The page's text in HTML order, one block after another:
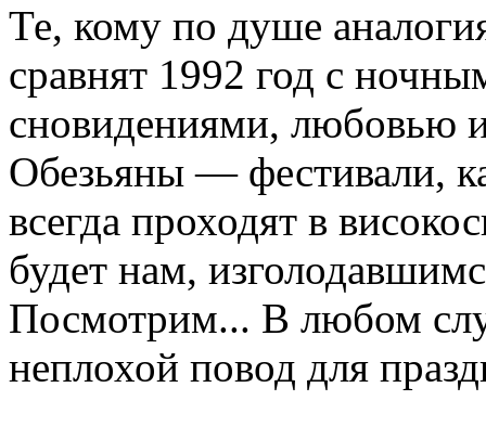
Те, кому по душе
сравнят 1992 год с
сновидениями, любовью
Обезьяны — фестивали,
всегда проходят в
будет нам,
Посмотрим... В любом
неплохой повод для